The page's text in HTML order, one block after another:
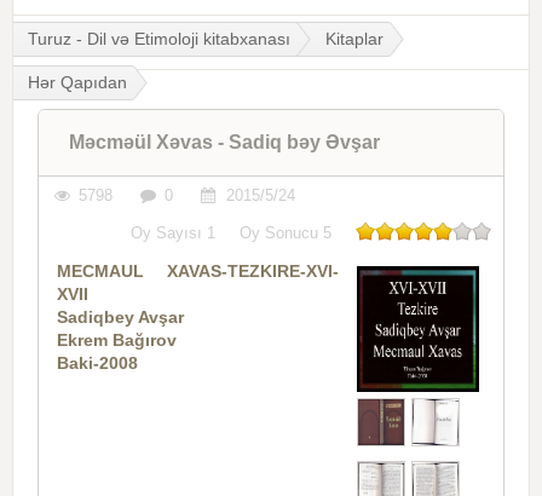
Turuz - Dil və Etimoloji kitabxanası Kitaplar
Hər Qapıdan
Məcməül Xəvas - Sadiq bəy Əvşar
5798 0 2015/5/24
Oy Sayısı 1 Oy Sonucu 5
MECMAUL XAVAS-TEZKIRE-XVI-
XVII
Sadiqbey Avşar
Ekrem Bağırov
Baki-2008